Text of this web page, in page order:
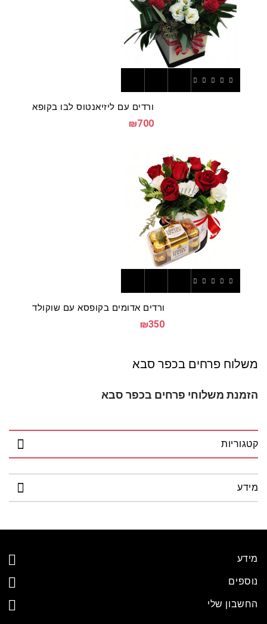
ורדים עם ליזיאנטוס לבו בקופא
₪700
ורדים אדומים בקופסא עם שוקולד
₪350
פרחים בכפר סבא
משלוחי פרחים בכפר סבא
שלי